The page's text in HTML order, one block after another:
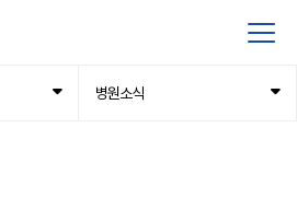
병원소식